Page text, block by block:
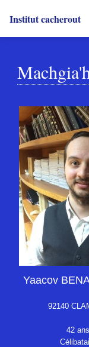
Institut cacherout
Yaacov
92140
42 ans